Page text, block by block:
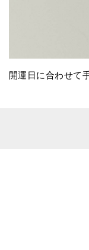
開運日に合わせて